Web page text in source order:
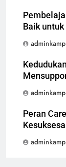
Baik
Peran